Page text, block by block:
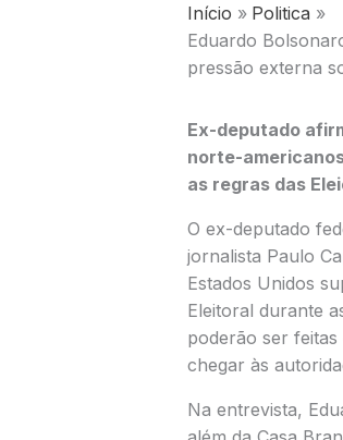
Início
Politica
Eduardo
pressão externa
Ex-deputado
norte-
as regras das
O ex-deputado
jornalista Paulo
Estados Unidos
Eleitoral durante
poderão ser
chegar às
Na entrevista,